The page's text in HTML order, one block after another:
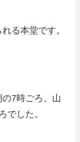
る本堂です。
7時ごろ、山
でした。